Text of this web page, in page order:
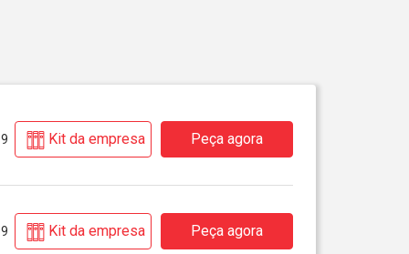
Kit da empresa Peça agora
Kit da empresa Peça agora